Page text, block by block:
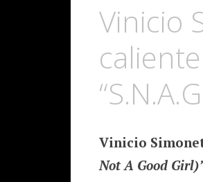
Vinicio
Vinicio
Not A Good